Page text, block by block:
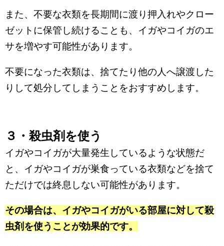
また、不要な衣類を長期間に渡り押入れやクロー
ゼットに保管し続けることも、イガやコイガのエ
サを増やす可能性があります。
不要になった衣類は、捨てたり他の人へ譲渡した
りして処分してしまうことをおすすめします。
３・殺虫剤を使う
イガやコイガが大量発生しているような状態だ
と、イガやコイガが巣食っている衣類などを捨て
ただけでは終息しない可能性があります。
その場合は、イガやコイガがいる部屋に対して殺
虫剤を使うことが効果的です。